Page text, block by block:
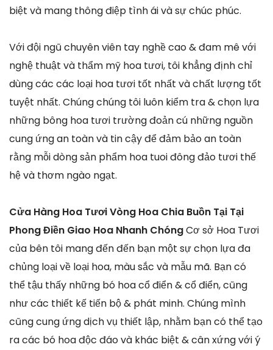
biệt và mang thông điệp tình ái và sự chúc phúc.
Với đội ngũ chuyên viên tay nghề cao & đam mê với
nghệ thuật và thẩm mỹ hoa tươi, tôi khẳng định chỉ
dùng các các loại hoa tươi tốt nhất và chất lượng tốt
tuyệt nhất. Chúng chúng tôi luôn kiểm tra & chọn lựa
những bông hoa tươi trường đoản cú những nguồn
cung ứng an toàn và tin cậy để đảm bảo an toàn
rằng mỗi dòng sản phẩm hoa tuoi đông đảo tươi thế
hệ và thơm ngào ngạt.
Cửa Hàng Hoa Tươi Vòng Hoa Chia Buồn Tại Tại
Phong Điền Giao Hoa Nhanh ChóngCơ sở Hoa Tươi
của bên tôi mang đến đến bạn một sự chọn lựa đa
chủng loại về loại hoa, màu sắc và mẫu mã. Bạn có
thể tậu thấy những bó hoa cổ điển & cổ điển, cũng
như các thiết kế tiến bộ & phát minh. Chúng mình
cũng cung ứng dịch vụ thiết lập, nhằm bạn có thể tạo
ra các bó hoa độc đáo và khác biệt & cân xứng với ý